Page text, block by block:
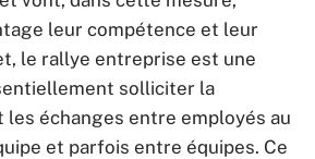
leur compétence et leur
le rallye entreprise est une
solliciter la
les échanges entre employés au
et parfois entre équipes. Ce